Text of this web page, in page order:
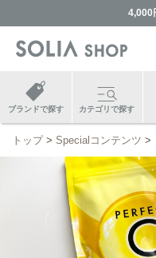
4,000
ブランドで探す カテゴリで探す
トップ Specialコンテンツ